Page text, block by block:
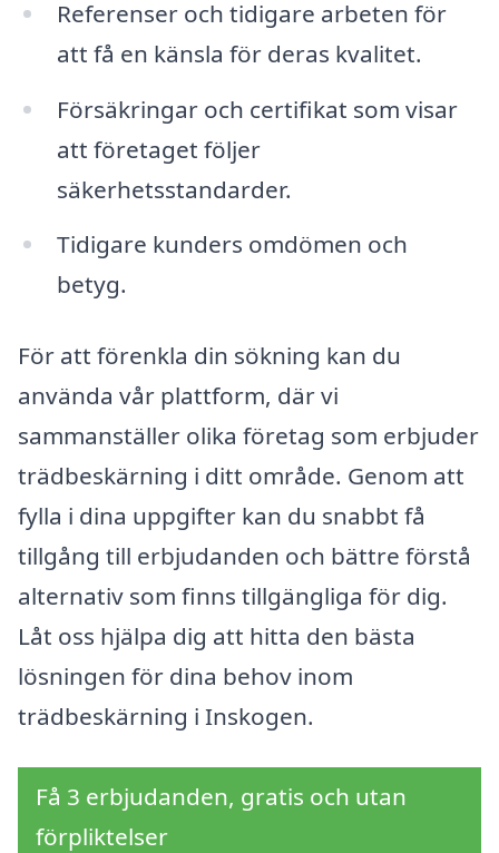
Referenser och tidigare arbeten för
att få en känsla för deras kvalitet.
Försäkringar och certifikat som visar
att företaget följer
säkerhetsstandarder.
Tidigare kunders omdömen och
betyg.
För att förenkla din sökning kan du
använda vår plattform, där vi
sammanställer olika företag som erbjuder
trädbeskärning i ditt område. Genom att
fylla i dina uppgifter kan du snabbt få
tillgång till erbjudanden och bättre förstå
alternativ som finns tillgängliga för dig.
Låt oss hjälpa dig att hitta den bästa
lösningen för dina behov inom
trädbeskärning i Inskogen.
Få 3 erbjudanden, gratis och utan
förpliktelser